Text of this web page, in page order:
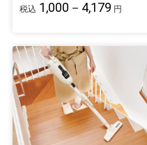
税込 1,000－4,179 円